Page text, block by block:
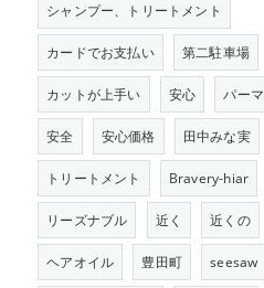
シャンプー、トリートメント
カードでお支払い 第二駐車場
カットが上手い 安心 パーマ
安全 安心価格 田中みな実
トリートメント Bravery-hiar
リーズナブル 近く 近くの
ヘアオイル 豊田町 seesaw